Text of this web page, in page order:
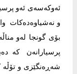
ئه‌وكه‌سه‌ی‌ ئه‌و
و نه‌شیاوه‌ده‌كات
بۆی‌ گونجا له‌و
پرسیارانه‌ن كه‌
شه‌ڕه‌نگێزی‌ و تۆڵه‌